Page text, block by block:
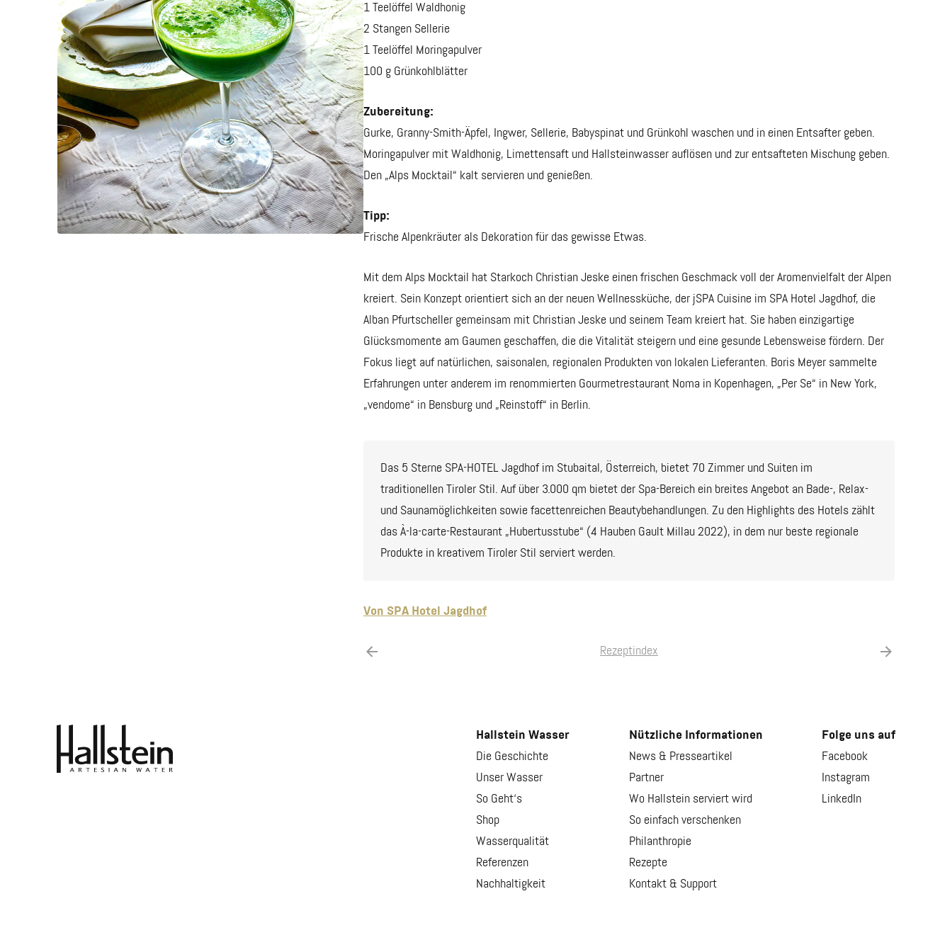
1 Teelöffel Waldhonig
2 Stangen Sellerie
1 Teelöffel Moringapulver
100 g Grünkohlblätter
Zubereitung:
Gurke, Granny-Smith-Äpfel, Ingwer, Sellerie, Babyspinat und Grünkohl waschen und in einen Entsafter geben.
Moringapulver mit Waldhonig, Limettensaft und Hallsteinwasser auflösen und zur entsafteten Mischung geben.
Den „Alps Mocktail“ kalt servieren und genießen.
Tipp:
Frische Alpenkräuter als Dekoration für das gewisse Etwas.
Mit dem Alps Mocktail hat Starkoch Christian Jeske einen frischen Geschmack voll der Aromenvielfalt der Alpen
kreiert. Sein Konzept orientiert sich an der neuen Wellnessküche, der jSPA Cuisine im SPA Hotel Jagdhof, die
Alban Pfurtscheller gemeinsam mit Christian Jeske und seinem Team kreiert hat. Sie haben einzigartige
Glücksmomente am Gaumen geschaffen, die die Vitalität steigern und eine gesunde Lebensweise fördern. Der
Fokus liegt auf natürlichen, saisonalen, regionalen Produkten von lokalen Lieferanten. Boris Meyer sammelte
Erfahrungen unter anderem im renommierten Gourmetrestaurant Noma in Kopenhagen, „Per Se“ in New York,
„vendome“ in Bensburg und „Reinstoff“ in Berlin.
Das 5 Sterne SPA-HOTEL Jagdhof im Stubaital, Österreich, bietet 70 Zimmer und Suiten im
traditionellen Tiroler Stil. Auf über 3.000 qm bietet der Spa-Bereich ein breites Angebot an Bade-, Relax-
und Saunamöglichkeiten sowie facettenreichen Beautybehandlungen. Zu den Highlights des Hotels zählt
das À-la-carte-Restaurant „Hubertusstube“ (4 Hauben Gault Millau 2022), in dem nur beste regionale
Produkte in kreativem Tiroler Stil serviert werden.
Von SPA Hotel Jagdhof
Rezeptindex
Hallstein Wasser
Die Geschichte
Unser Wasser
So Geht‘s
Shop
Wasserqualität
Referenzen
Nachhaltigkeit
Nützliche Informationen
News & Presseartikel
Partner
Wo Hallstein serviert wird
So einfach verschenken
Philanthropie
Rezepte
Kontakt & Support
Folge uns auf
Facebook
Instagram
LinkedIn